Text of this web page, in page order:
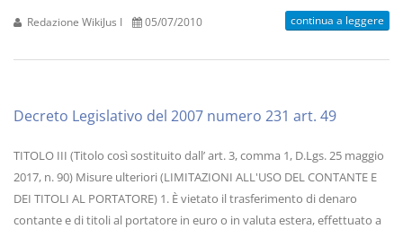
Redazione WikiJus I 05/07/2010 continua a leggere
Decreto Legislativo del 2007 numero 231 art. 49
TITOLO III (Titolo così sostituito dall’ art. 3, comma 1, D.Lgs. 25 maggio
2017, n. 90) Misure ulteriori (LIMITAZIONI ALL'USO DEL CONTANTE E
DEI TITOLI AL PORTATORE) 1. È vietato il trasferimento di denaro
contante e di titoli al portatore in euro o in valuta estera, effettuato a